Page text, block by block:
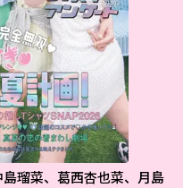
瑠菜、葛西杏也菜、月島